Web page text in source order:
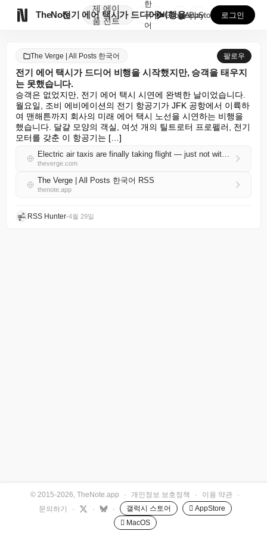
TheNote
제
품
에이
전트
전기 에어 택시가 드디어 비행을 시작했지만, 승객을 태...
한
국
어
GooglePlay
AppStore 로그인
The Verge | All Posts 한국어 팔로우
전기 에어 택시가 드디어 비행을 시작했지만, 승객을 태우지
는 못했습니다.
승객은 없었지만, 전기 에어 택시 시연에 완벽한 날이었습니다.
월요일, 조비 에비에이션의 전기 항공기가 JFK 공항에서 이륙하
여 맨해튼까지 회사의 미래 에어 택시 노선을 시연하는 비행을
했습니다. 달걀 모양의 객실, 여섯 개의 틸트로터 프로펠러, 전기
모터를 갖춘 이 항공기는 […]
Electric air taxis are finally taking flight — just not with passengers
theverge.com
The Verge | All Posts 한국어 RSS
thenote.app
RSS Hunter•4월 29일
© 2015-2026, TheNote.app · 개인정보 보호정책 · 이용 약관
·
문의하기
· · · 갤럭시 스토어
 AppStore
 MacOS